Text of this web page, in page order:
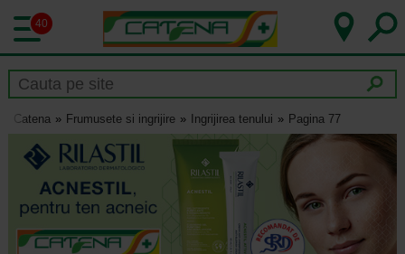
40
Catena Frumusete si ingrijire Ingrijirea tenului Pagina 77